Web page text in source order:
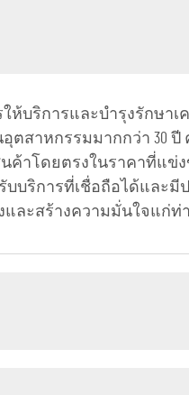
การให้บริการและบำรุงรักษา
สาหกรรมมากกว่า 30 ปี
นค้าโดยตรงในราคาที่แข่
บบริการที่เชื่อถือได้และมี
และสร้างความมั่นใจแก่ท่